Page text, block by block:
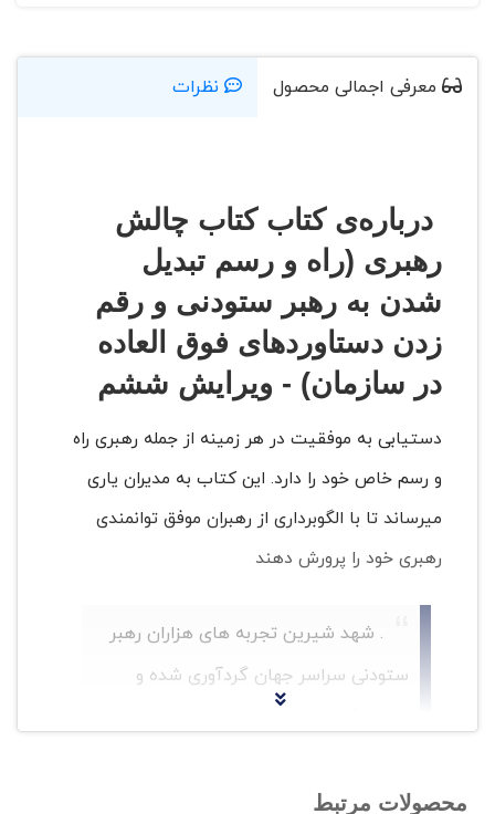
معرفی اجمالی محصول نظرات
درباره‌ی کتاب کتاب چالش
رهبری (راه و رسم تبدیل
شدن به رهبر ستودنی و رقم
زدن دستاوردهای فوق العاده
در سازمان) - ویرایش ششم
دستیابی به موفقیت در هر زمینه از جمله رهبری راه
و رسم خاص خود را دارد. این کتاب به مدیران یاری
میرساند تا با الگوبرداری از رهبران موفق توانمندی
رهبری خود را پرورش دهند
. شهد شیرین تجربه های هزاران رهبر
ستودنی سراسر جهان گردآوری شده و
چشم انداز مشترک , به چالش کشیدن
محصولات مرتبط